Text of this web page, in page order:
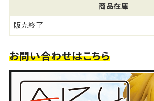
商品在庫
販売終了
お問い合わせはこちら